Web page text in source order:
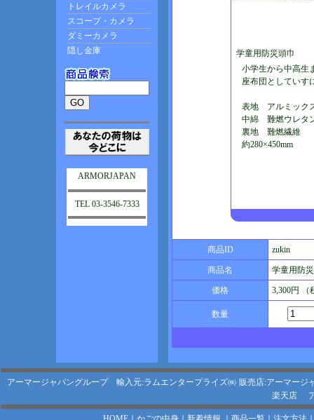
ARMORJAPAN
TEL 03-3546-7333
学童用防災頭巾
小学生から中高生
座布団としていす
表地 アルミック
中綿 難燃ウレタ
裏地 難燃繊維
約280×450mm
商品ID zukin
商品名 学童用防
価格 3,300円 （
数量
アーマージャパングループ 輸入元:ラムエンタープライズ㈱ 販売店:アーマージ
楽天店